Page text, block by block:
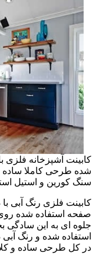
کابینت آشپزخانه فلزی
شده طرحی کاملا ساده
سنگ کورین و استیل
کابینت فلزی رنگ آبی
صفحه استفاده شده روی
جلوه ای به این
استفاده شده و رنگ
در کل طرحی ساده و